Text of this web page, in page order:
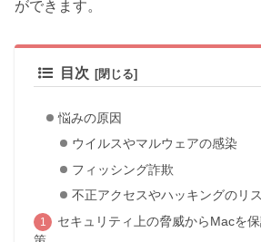
ができます。
目次
悩みの原因
ウイルスやマルウェアの感染
フィッシング詐欺
不正アクセスやハッキングのリ
セキュリティ上の脅威からMacを